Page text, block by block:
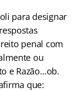
para designar
penal com
ou
e Razão…ob.
que: